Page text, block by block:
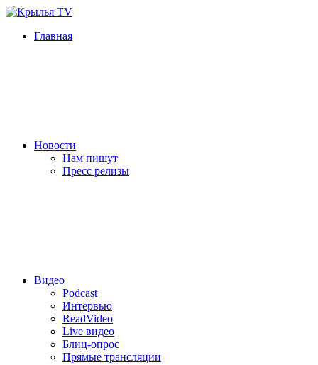
Главная
Новости
Нам пишут
Пресс релизы
Видео
Podcast
Интервью
ReadVideo
Live видео
Блиц-опрос
Прямые трансляции